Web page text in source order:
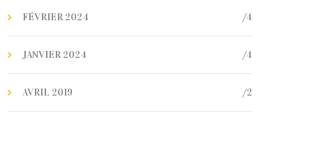
FÉVRIER 2024 /4
JANVIER 2024 /4
AVRIL 2019 /2